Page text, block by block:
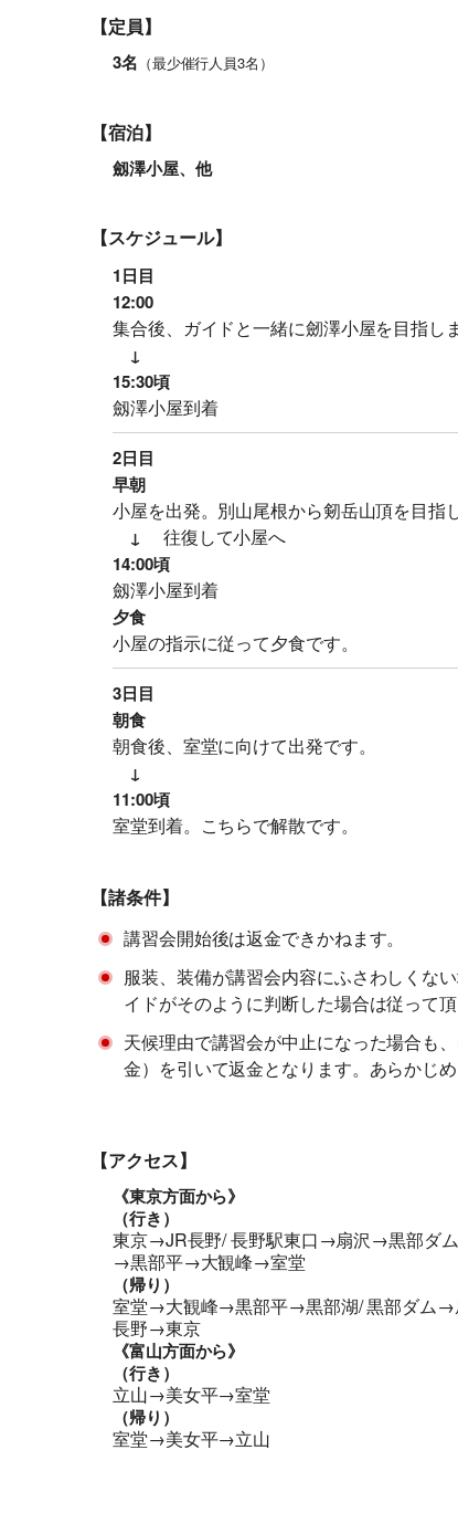
【定員】
3名 （最少催行人員3名）
【宿泊】
劔澤小屋、他
【スケジュール】
1日目
12:00
集合後、ガイドと一緒に劒澤小屋を目指しま
↓
15:30頃
劔澤小屋到着
2日目
早朝
小屋を出発。別山尾根から剱岳山頂を目指
↓ 往復して小屋へ
14:00頃
劔澤小屋到着
夕食
小屋の指示に従って夕食です。
3日目
朝食
朝食後、室堂に向けて出発です。
↓
11:00頃
室堂到着。こちらで解散です。
【諸条件】
講習会開始後は返金できかねます。
服装、装備が講習会内容にふさわしくな
イドがそのように判断した場合は従って
天候理由で講習会が中止になった場合も
金）を引いて返金となります。あらかじ
【アクセス】
《東京方面から》
（行き）
東京→JR長野/ 長野駅東口→扇沢→黒部ダ
→黒部平→大観峰→室堂
（帰り）
室堂→大観峰→黒部平→黒部湖/ 黒部ダム
長野→東京
《富山方面から》
（行き）
立山→美女平→室堂
（帰り）
室堂→美女平→立山